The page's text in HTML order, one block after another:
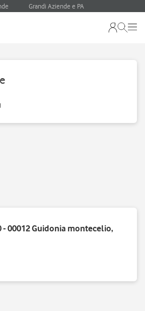
Grandi Aziende e PA
- 00012 Guidonia montecelio,